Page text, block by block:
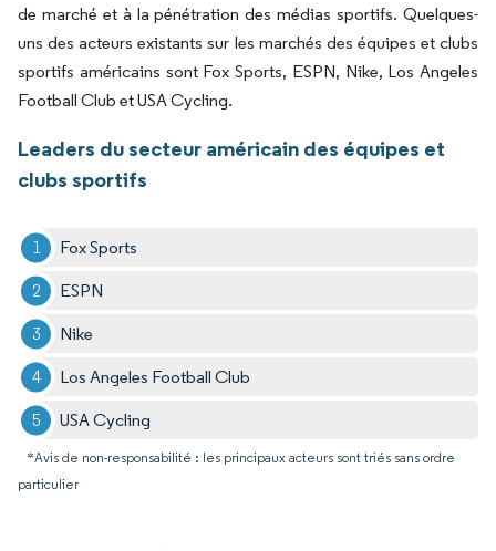
de marché et à la pénétration des médias sportifs. Quelques-
uns des acteurs existants sur les marchés des équipes et clubs
sportifs américains sont Fox Sports, ESPN, Nike, Los Angeles
Football Club et USA Cycling.
Leaders du secteur américain des équipes et
clubs sportifs
Fox Sports
ESPN
Nike
Los Angeles Football Club
USA Cycling
*Avis de non-responsabilité : les principaux acteurs sont triés sans ordre
particulier